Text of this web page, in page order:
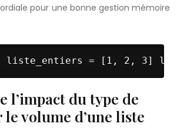
pour une bonne gestion mémoire
liste_entiers = [1, 2, 3]
l’impact du type de
le volume d’une liste